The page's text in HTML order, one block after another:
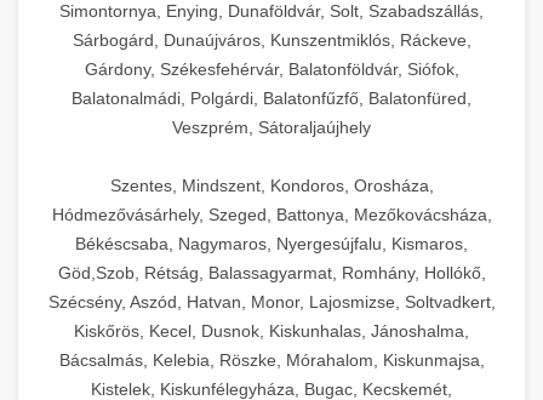
Simontornya, Enying, Dunaföldvár, Solt, Szabadszállás,
Sárbogárd, Dunaújváros, Kunszentmiklós, Ráckeve,
Gárdony, Székesfehérvár, Balatonföldvár, Siófok,
Balatonalmádi, Polgárdi, Balatonfűzfő, Balatonfüred,
Veszprém, Sátoraljaújhely
Szentes, Mindszent, Kondoros, Orosháza,
Hódmezővásárhely, Szeged, Battonya, Mezőkovácsháza,
Békéscsaba, Nagymaros, Nyergesújfalu, Kismaros,
Göd,Szob, Rétság, Balassagyarmat, Romhány, Hollókő,
Szécsény, Aszód, Hatvan, Monor, Lajosmizse, Soltvadkert,
Kiskőrös, Kecel, Dusnok, Kiskunhalas, Jánoshalma,
Bácsalmás, Kelebia, Röszke, Mórahalom, Kiskunmajsa,
Kistelek, Kiskunfélegyháza, Bugac, Kecskemét,